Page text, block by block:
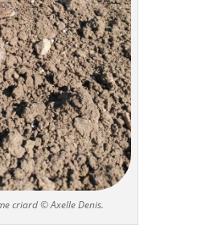
criard © Axelle Denis.